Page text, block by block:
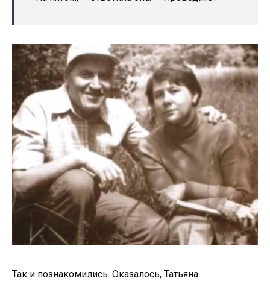
Так и познакомились. Оказалось, Татьяна